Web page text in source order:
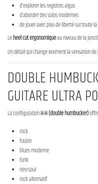
d’explorer les registres aigus
d’aborder des solos modernes
de jouer avec plus de liberté sur toute
Leheel cut ergonomiqueau niveau de la
Un détail qui change vraiment la sensation de
DOUBLE
GUITARE ULTRA
La configurationH-H (double humbucker)
rock
fusion
blues moderne
funk
neo-soul
rock alternatif